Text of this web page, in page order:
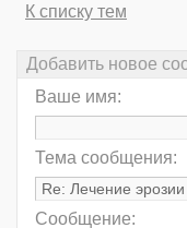
К списку тем
Добавить новое
Ваше имя:
Тема сообщения:
Сообщение: